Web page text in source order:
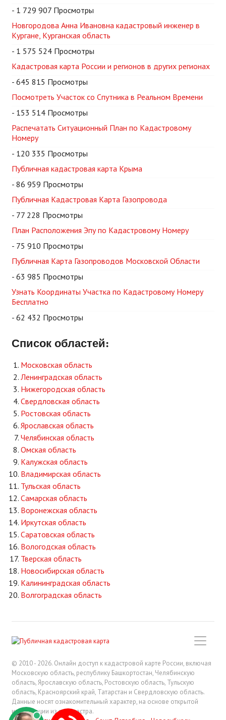
- 1 729 907 Просмотры
Новгородова Анна Ивановна кадастровый инженер в
Кургане, Курганская область
- 1 575 524 Просмотры
Кадастровая карта России и регионов в других регионах
- 645 815 Просмотры
Посмотреть Участок со Спутника в Реальном Времени
- 153 514 Просмотры
Распечатать Ситуационный План по Кадастровому
Номеру
- 120 335 Просмотры
Публичная кадастровая карта Крыма
- 86 959 Просмотры
Публичная Кадастровая Карта Газопровода
- 77 228 Просмотры
План Расположения Эпу по Кадастровому Номеру
- 75 910 Просмотры
Публичная Карта Газопроводов Московской Области
- 63 985 Просмотры
Узнать Координаты Участка по Кадастровому Номеру
Бесплатно
- 62 432 Просмотры
Список областей:
Московская область
Ленинградская область
Нижегородская область
Свердловская область
Ростовская область
Ярославская область
Челябинская область
Омская область
Калужская область
Владимирская область
Тульская область
Самарская область
Воронежская область
Иркутская область
Саратовская область
Вологодская область
Тверская область
Новосибирская область
Калининградская область
Волгоградская область
© 2010 - 2026. Онлайн доступ к кадастровой карте России, включая
Московскую область, республику Башкортостан, Челябинскую
область, Ярославскую область, Ростовскую область, Тульскую
область, Красноярский край, Татарстан и Свердловскую область.
Данные носят ознакомительный характер, на основе открытой
информации из росреестра.